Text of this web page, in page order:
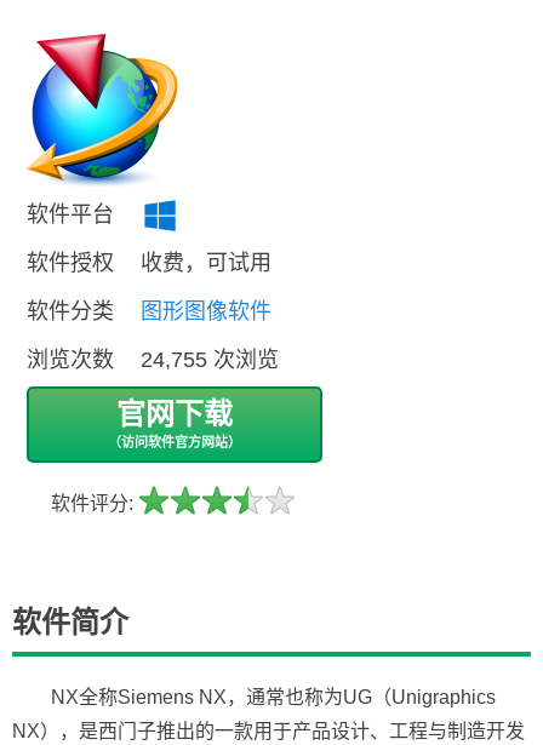
软件平台
软件授权
收费，可试用
软件分类
图形图像软件
浏览次数
24,755 次浏览
官网下载
（访问软件官方网站）
软件评分:
软件简介
NX全称Siemens NX，通常也称为UG（Unigraphics
NX），是西门子推出的一款用于产品设计、工程与制造开发